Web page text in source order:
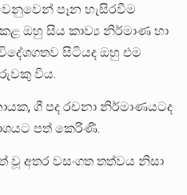
පෑන හැසිරවීම
ඔහු සිය කාව්‍ය නිර්මාණ හා
සිටියද ඔහු එම
විය.
ගී පද රචනා නිර්මාණයටද
පත් කෙරිණි.
වූ අතර වසංගත තත්වය නිසා